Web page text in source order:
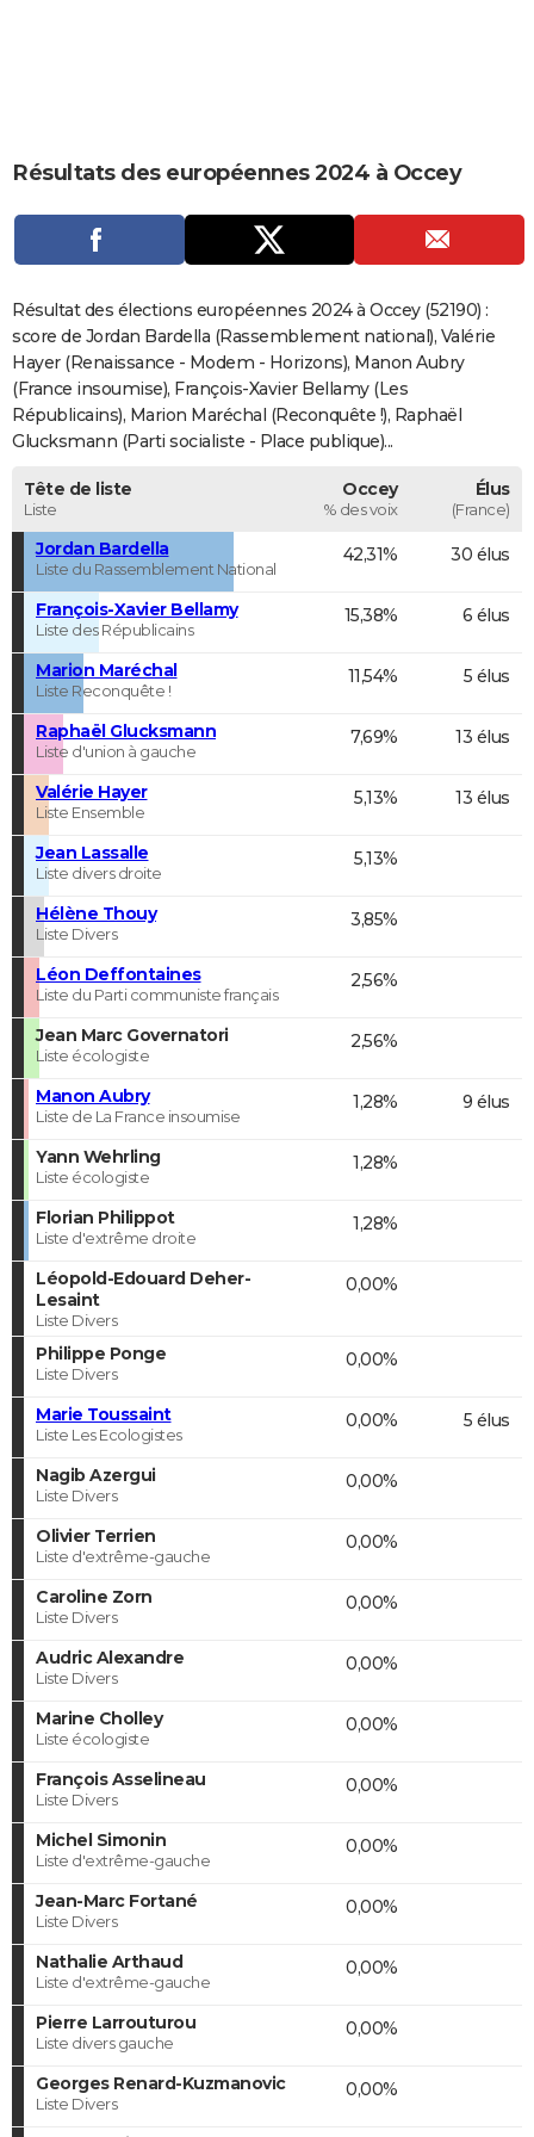
CARTE DE VOEUX
Carte de Noël
Carte Bonne année
Carte Saint-Valentin
Carte Pâques
Carte d'anniversaire
DICTIONNAIRE
Dictionnaire
Biographies
Citations
Expressions
Proverbes
PROGRAMME TV
COPAINS D'AVANT
S'inscrire
Se connecter
Lycées
Collèges
Primaires
Universités
Entreprises
Service militaire
Avis de recherche
AVIS DE DÉCÈS
FORUM
Résultats des européennes 2024 à Occey
Résultat des élections européennes 2024 à Occey (52190) :
score de Jordan Bardella (Rassemblement national), Valérie
Hayer (Renaissance - Modem - Horizons), Manon Aubry
(France insoumise), François-Xavier Bellamy (Les
Républicains), Marion Maréchal (Reconquête !), Raphaël
Glucksmann (Parti socialiste - Place publique)...
Tête de liste
Liste
Occey
% des voix
Élus
(France)
Jordan Bardella
Liste du Rassemblement National
42,31% 30 élus
François-Xavier Bellamy
Liste des Républicains
15,38% 6 élus
Marion Maréchal
Liste Reconquête !
11,54% 5 élus
Raphaël Glucksmann
Liste d'union à gauche
7,69% 13 élus
Valérie Hayer
Liste Ensemble
5,13% 13 élus
Jean Lassalle
Liste divers droite
5,13%
Hélène Thouy
Liste Divers
3,85%
Léon Deffontaines
Liste du Parti communiste français
2,56%
Jean Marc Governatori
Liste écologiste
2,56%
Manon Aubry
Liste de La France insoumise
1,28% 9 élus
Yann Wehrling
Liste écologiste
1,28%
Florian Philippot
Liste d'extrême droite
1,28%
Léopold-Edouard Deher-
Lesaint
Liste Divers
0,00%
Philippe Ponge
Liste Divers
0,00%
Marie Toussaint
Liste Les Ecologistes
0,00% 5 élus
Nagib Azergui
Liste Divers
0,00%
Olivier Terrien
Liste d'extrême-gauche
0,00%
Caroline Zorn
Liste Divers
0,00%
Audric Alexandre
Liste Divers
0,00%
Marine Cholley
Liste écologiste
0,00%
François Asselineau
Liste Divers
0,00%
Michel Simonin
Liste d'extrême-gauche
0,00%
Jean-Marc Fortané
Liste Divers
0,00%
Nathalie Arthaud
Liste d'extrême-gauche
0,00%
Pierre Larrouturou
Liste divers gauche
0,00%
Georges Renard-Kuzmanovic
Liste Divers
0,00%